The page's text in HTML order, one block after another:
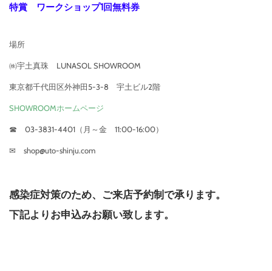
特賞 ワークショップ1回無料券
場所
㈱宇土真珠 LUNASOL SHOWROOM
東京都千代田区外神田5-3-8 宇土ビル2階
SHOWROOMホームページ
☎ 03-3831-4401（月～金 11:00-16:00）
✉ shop@uto-shinju.com
感染症対策のため、ご来店予約制で承ります。
下記よりお申込みお願い致します。